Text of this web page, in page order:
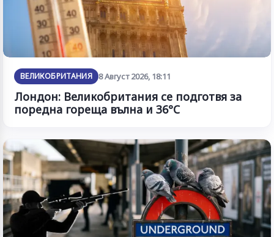
ВЕЛИКОБРИТАНИЯ 8 Август 2026, 18:11
Лондон: Великобритания се подготвя за
поредна гореща вълна и 36°C